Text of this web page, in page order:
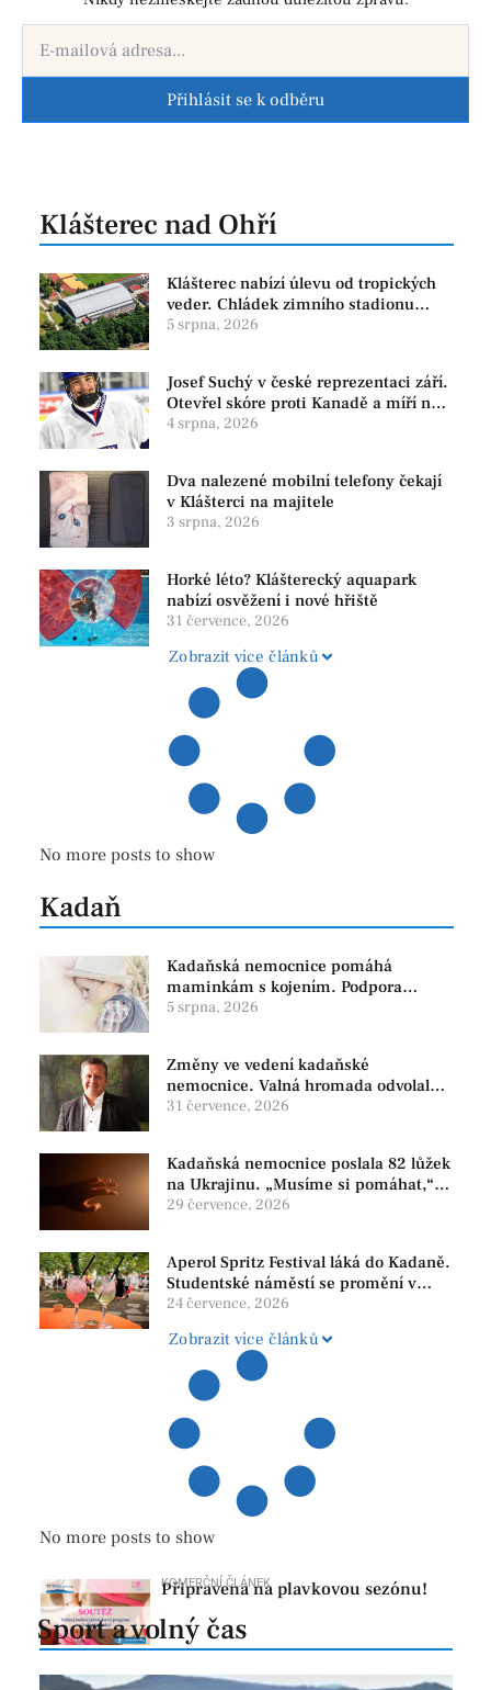
Přihlásit se k odběru
Klášterec nad Ohří
Klášterec nabízí úlevu od tropických
veder. Chládek zimního stadionu
pomůže seniorům i nemocným
5 srpna, 2026
Josef Suchý v české reprezentaci září.
Otevřel skóre proti Kanadě a míří na
Hlinka Gretzky Cup
4 srpna, 2026
Dva nalezené mobilní telefony čekají
v Klášterci na majitele
3 srpna, 2026
Horké léto? Klášterecký aquapark
nabízí osvěžení i nové hřiště
31 července, 2026
Zobrazit více článků
No more posts to show
Kadaň
Kadaňská nemocnice pomáhá
maminkám s kojením. Podpora
začíná už před porodem
5 srpna, 2026
Změny ve vedení kadaňské
nemocnice. Valná hromada odvolala
jednatele, přichází nové duo Marek–
31 července, 2026
Kadaňská nemocnice poslala 82 lůžek
na Ukrajinu. „Musíme si pomáhat,“
říká iniciátor daru
29 července, 2026
Aperol Spritz Festival láká do Kadaně.
Studentské náměstí se promění v
letní bar pod širým nebem
24 července, 2026
Zobrazit více článků
No more posts to show
Připravena na plavkovou sezónu!
31 ledna, 2023
ale jak se říká, kdo je připraven, nebývá
zaskočen. Zapojte se s námi do soutěže o
online
KOMERČNÍ ČLÁNEK
Sport a volný čas